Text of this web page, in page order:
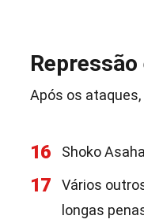
Após os
16 Shoko
17
Vários
longas